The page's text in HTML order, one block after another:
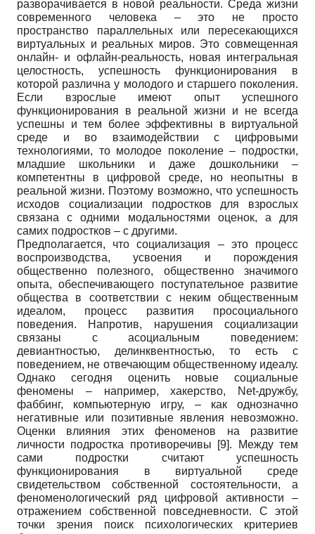
разворачивается в новой реальности. Среда жизни
современного человека – это не просто
пространство параллельных или пересекающихся
виртуальных и реальных миров. Это совмещенная
онлайн- и офлайн-реальность, новая интегральная
целостность, успешность функционирования в
которой различна у молодого и старшего поколения.
Если взрослые имеют опыт успешного
функционирования в реальной жизни и не всегда
успешны и тем более эффективны в виртуальной
среде и во взаимодействии с цифровыми
технологиями, то молодое поколение – подростки,
младшие школьники и даже дошкольники –
компетентны в цифровой среде, но неопытны в
реальной жизни. Поэтому возможно, что успешность
исходов социализации подростков для взрослых
связана с одними модальностями оценок, а для
самих подростков – с другими.
Предполагается, что социализация – это процесс
воспроизводства, усвоения и порождения
общественно полезного, общественно значимого
опыта, обеспечивающего поступательное развитие
общества в соответствии с неким общественным
идеалом, процесс развития просоциального
поведения. Напротив, нарушения социализации
связаны с асоциальным поведением:
девиантностью, делинквентностью, то есть с
поведением, не отвечающим общественному идеалу.
Однако сегодня оценить новые социальные
феномены – например, хакерство, Net-дружбу,
фаббинг, компьютерную игру, – как однозначно
негативные или позитивные явления невозможно.
Оценки влияния этих феноменов на развитие
личности подростка противоречивы
[9]. Между тем
сами подростки считают успешность
функционирования в виртуальной среде
свидетельством собственной состоятельности, а
феноменологический ряд цифровой активности –
отражением собственной повседневности. С этой
точки зрения поиск психологических критериев